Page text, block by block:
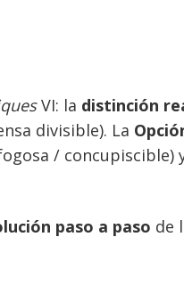
VI: la distinción
divisible). La
/ concupiscible)
paso a paso de